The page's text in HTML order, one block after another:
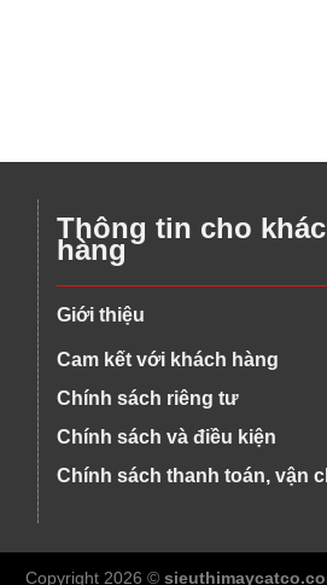
Thông tin cho
hàng
Giới thiệu
Cam kết với khách hàng
Chính sách riêng tư
Chính sách và điều kiện
Chính sách thanh toán, vận
Copyright 2026 ©